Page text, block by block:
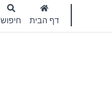
דף הבית חיפוש